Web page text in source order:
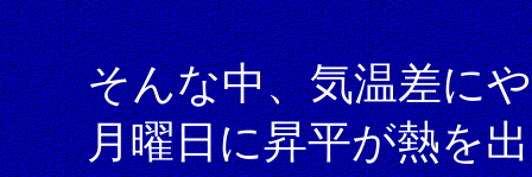
そんな中、気温差に
月曜日に昇平が熱を